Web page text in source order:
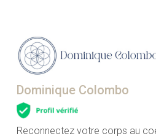
Dominique Colombo
Reconnectez votre corps au